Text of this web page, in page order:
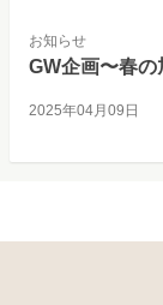
お知らせ
GW企画〜春
2025年04月09日